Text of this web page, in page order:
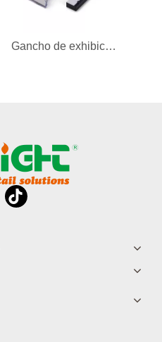
Gancho de exhibición antirrobo